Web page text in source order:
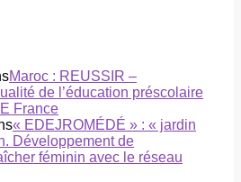
Maroc : REUSSIR –
de l’éducation préscolaire
France
« EDEJROMÉDÉ » : « jardin
Développement de
féminin avec le réseau